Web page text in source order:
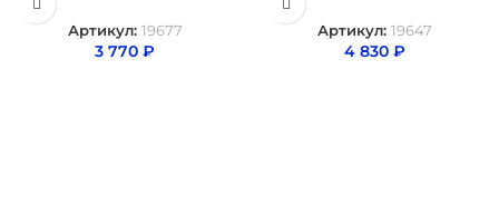
Артикул: 19677
3 770 ₽
Артикул: 19647
4 830 ₽